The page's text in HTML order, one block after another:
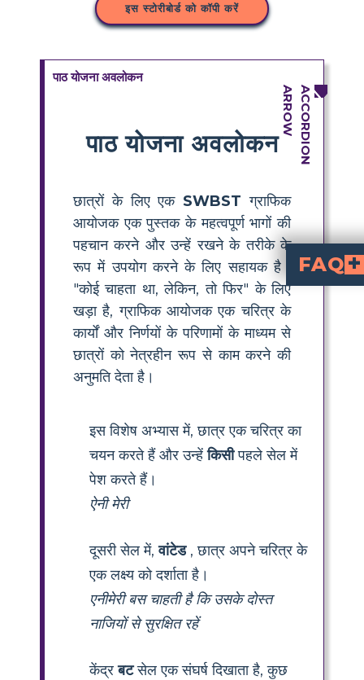
इस स्टोरीबोर्ड को कॉपी करें
पाठ योजना अवलोकन
पाठ योजना अवलोकन
छात्रों के लिए एक SWBST ग्राफिक
आयोजक एक पुस्तक के महत्वपूर्ण भागों की
पहचान करने और उन्हें रखने के तरीके के
रूप में उपयोग करने के लिए सहायक है।
"कोई चाहता था, लेकिन, तो फिर" के लिए
खड़ा है, ग्राफिक आयोजक एक चरित्र के
कार्यों और निर्णयों के परिणामों के माध्यम से
छात्रों को नेत्रहीन रूप से काम करने की
अनुमति देता है।
इस विशेष अभ्यास में, छात्र एक चरित्र का
चयन करते हैं और उन्हेंकिसीपहले सेल में
पेश करते हैं।
ऐनी मेरी
दूसरी सेल में,वांटेड, छात्र अपने चरित्र के
एक लक्ष्य को दर्शाता है।
एनीमेरी बस चाहती है कि उसके दोस्त
नाजियों से सुरक्षित रहें
केंद्रबटसेल एक संघर्ष दिखाता है, कुछ
FAQ